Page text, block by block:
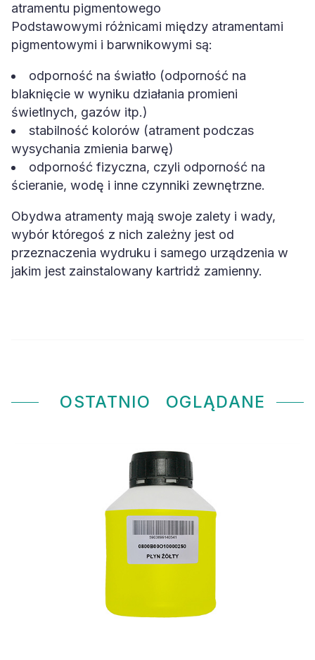
atramentu pigmentowego
Podstawowymi różnicami między atramentami
pigmentowymi i barwnikowymi są:
odporność na światło (odporność na
blaknięcie w wyniku działania promieni
świetlnych, gazów itp.)
stabilność kolorów (atrament podczas
wysychania zmienia barwę)
odporność fizyczna, czyli odporność na
ścieranie, wodę i inne czynniki zewnętrzne.
Obydwa atramenty mają swoje zalety i wady,
wybór któregoś z nich zależny jest od
przeznaczenia wydruku i samego urządzenia w
jakim jest zainstalowany kartridż zamienny.
OSTATNIO OGLĄDANE